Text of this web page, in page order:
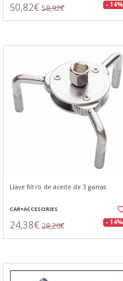
50,82€ 58,92€ - 14%
Llave filtro de aceite de 3 garras
CAR+ACCESORIES
24,38€ 28,26€ - 14%